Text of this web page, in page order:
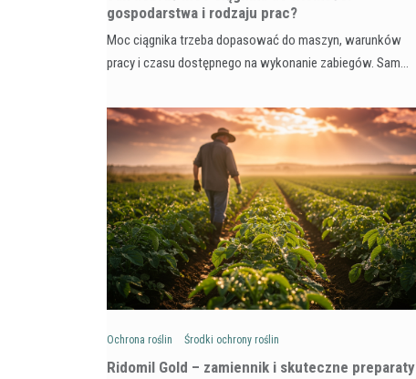
gospodarstwa i rodzaju prac?
Moc ciągnika trzeba dopasować do maszyn, warunków
pracy i czasu dostępnego na wykonanie zabiegów. Sam…
Ochrona roślin Środki ochrony roślin
Ridomil Gold – zamiennik i skuteczne preparaty